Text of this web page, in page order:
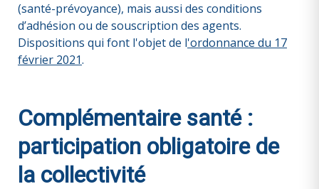
(santé-prévoyance), mais aussi des conditions
d’adhésion ou de souscription des agents.
Dispositions qui font l'objet de l'ordonnance du 17
février 2021.
Complémentaire santé :
participation obligatoire de
la collectivité